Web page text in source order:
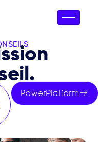
PowerPlatform